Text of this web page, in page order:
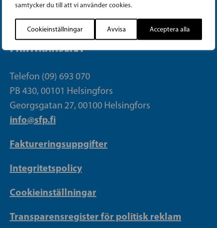
samtycker du till att vi använder cookies.
Cookieinställningar Avvisa Acceptera alla
Tiktok
PARTIKANSLIET
Telefon (09) 693 070
PB 430, 00101 Helsingfors
Georgsgatan 27, 00100 Helsingfors
info@sfp.fi
Faktureringsuppgifter
Integritetspolicy
Cookieinställningar
Transparensregister för politisk reklam